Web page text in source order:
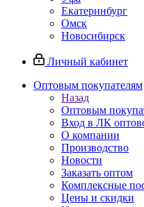
Екатеринбург
Омск
Новосибирск
Личный кабинет
Оптовым покупателям
Назад
Оптовым
Вход в ЛК
О компании
Производство
Новости
Заказать оптом
Комплексные
Цены и скидки